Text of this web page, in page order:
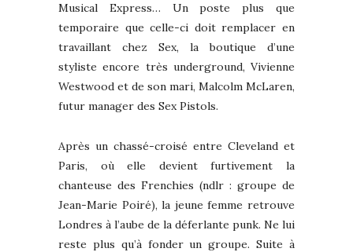
Musical Express… Un poste plus que
temporaire que celle-ci doit remplacer en
travaillant chez Sex, la boutique d’une
styliste encore très underground, Vivienne
Westwood et de son mari, Malcolm McLaren,
futur manager des Sex Pistols.
Après un chassé-croisé entre Cleveland et
Paris, où elle devient furtivement la
chanteuse des Frenchies (ndlr : groupe de
Jean-Marie Poiré), la jeune femme retrouve
Londres à l’aube de la déferlante punk. Ne lui
reste plus qu’à fonder un groupe. Suite à